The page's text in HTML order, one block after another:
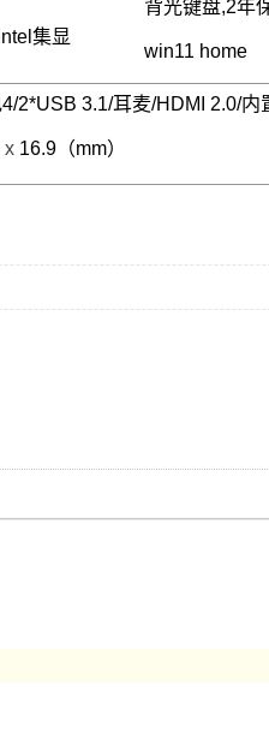
集显
背光键盘,2年
win11 home
2*USB 3.1/耳麦/HDMI 2.0/内
x 16.9（mm）